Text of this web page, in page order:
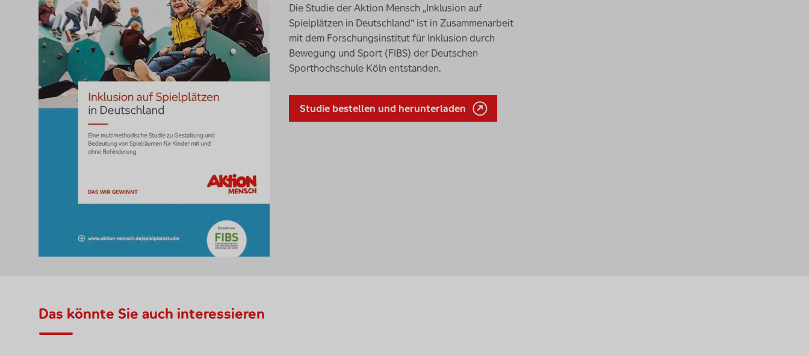
Die Studie der Aktion Mensch „Inklusion auf
Spielplätzen in Deutschland“ ist in Zusammenarbeit
mit dem Forschungsinstitut für Inklusion durch
Bewegung und Sport (FIBS) der Deutschen
Sporthochschule Köln entstanden.
Studie bestellen und herunterladen
Das könnte Sie auch interessieren